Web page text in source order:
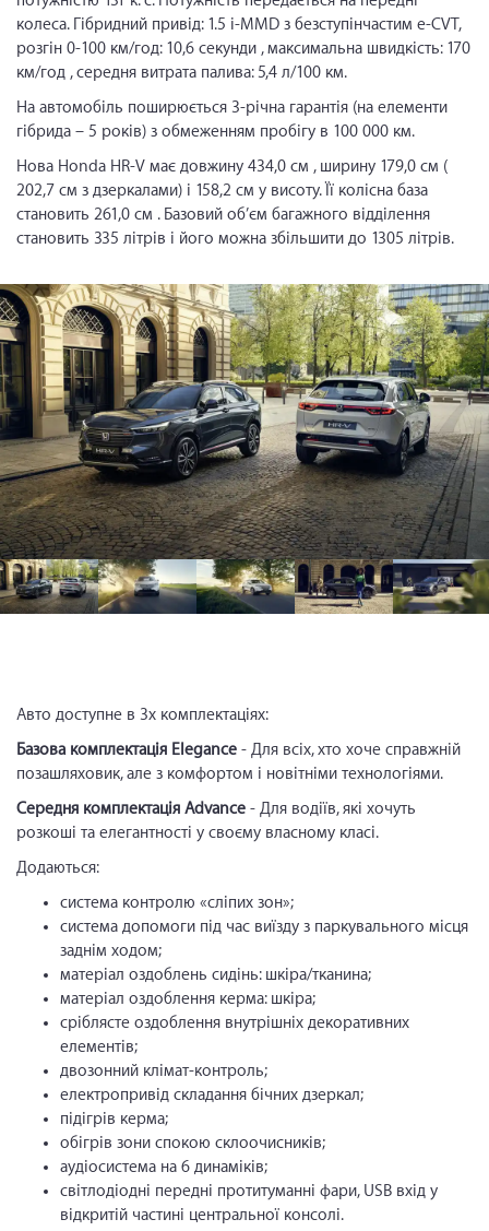
колеса. Гібридний привід: 1.5 i-MMD з безступінчастим e-CVT,
розгін 0-100 км/год: 10,6 секунди , максимальна швидкість: 170
км/год , середня витрата палива: 5,4 л/100 км.
На автомобіль поширюється 3-річна гарантія (на елементи
гібрида – 5 років) з обмеженням пробігу в 100 000 км.
Нова Honda HR-V має довжину 434,0 см , ширину 179,0 см (
202,7 см з дзеркалами) і 158,2 см у висоту. Її колісна база
становить 261,0 см . Базовий об’єм багажного відділення
становить 335 літрів і його можна збільшити до 1305 літрів.
Авто доступне в 3х комплектаціях:
Базова комплектація Elegance - Для всіх, хто хоче справжній
позашляховик, але з комфортом і новітніми технологіями.
Середня комплектація Advance - Для водіїв, які хочуть
розкоші та елегантності у своєму власному класі.
Додаються:
система контролю «сліпих зон»;
система допомоги під час виїзду з паркувального місця
заднім ходом;
матеріал оздоблень сидінь: шкіра/тканина;
матеріал оздоблення керма: шкіра;
сріблясте оздоблення внутрішніх декоративних
елементів;
двозонний клімат-контроль;
електропривід складання бічних дзеркал;
підігрів керма;
обігрів зони спокою склоочисників;
аудіосистема на 6 динаміків;
світлодіодні передні протитуманні фари, USB вхід у
відкритій частині центральної консолі.